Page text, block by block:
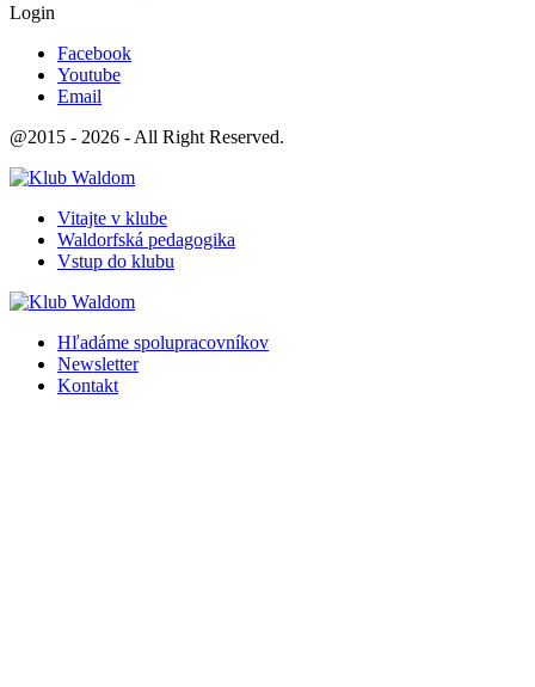
Login
Facebook
Youtube
Email
@2015 - 2026 - All Right Reserved.
Vitajte v klube
Waldorfská pedagogika
Vstup do klubu
Hľadáme spolupracovníkov
Newsletter
Kontakt